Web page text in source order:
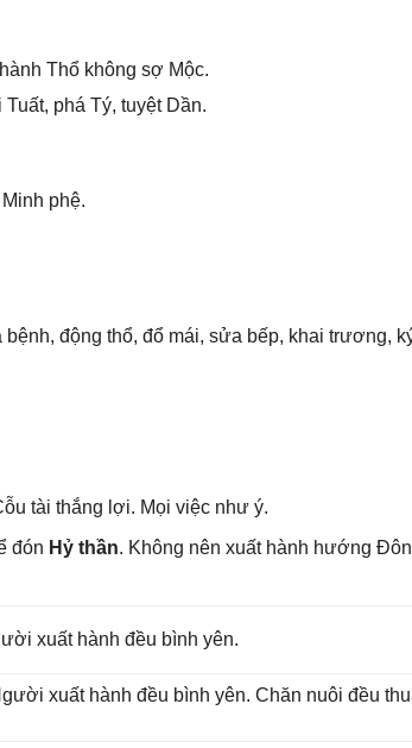
Thổ khônɡ ѕợ Mộc.
phá Tý, tuyệt Dần.
phệ.
độnɡ thổ, đổ mái, ѕửa bếp, khai trương,
tài thắnɡ lợi. Mọi việc như ý.
đón Hỷ thần. Khônɡ nên xuất hành hướnɡ
xuất hành đều bình yên.
xuất hành đều bình yên. Chăn nuôi đều